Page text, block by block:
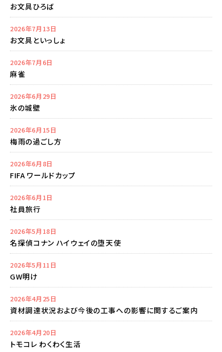
お文具ひろば
2026年7月13日
お文具といっしょ
2026年7月6日
麻雀
2026年6月29日
氷の城壁
2026年6月15日
梅雨の過ごし方
2026年6月8日
FIFA ワールドカップ
2026年6月1日
社員旅行
2026年5月18日
名探偵コナン ハイウェイの堕天使
2026年5月11日
GW明け
2026年4月25日
資材調達状況および今後の工事への影響に関するご案内
2026年4月20日
トモコレ わくわく生活